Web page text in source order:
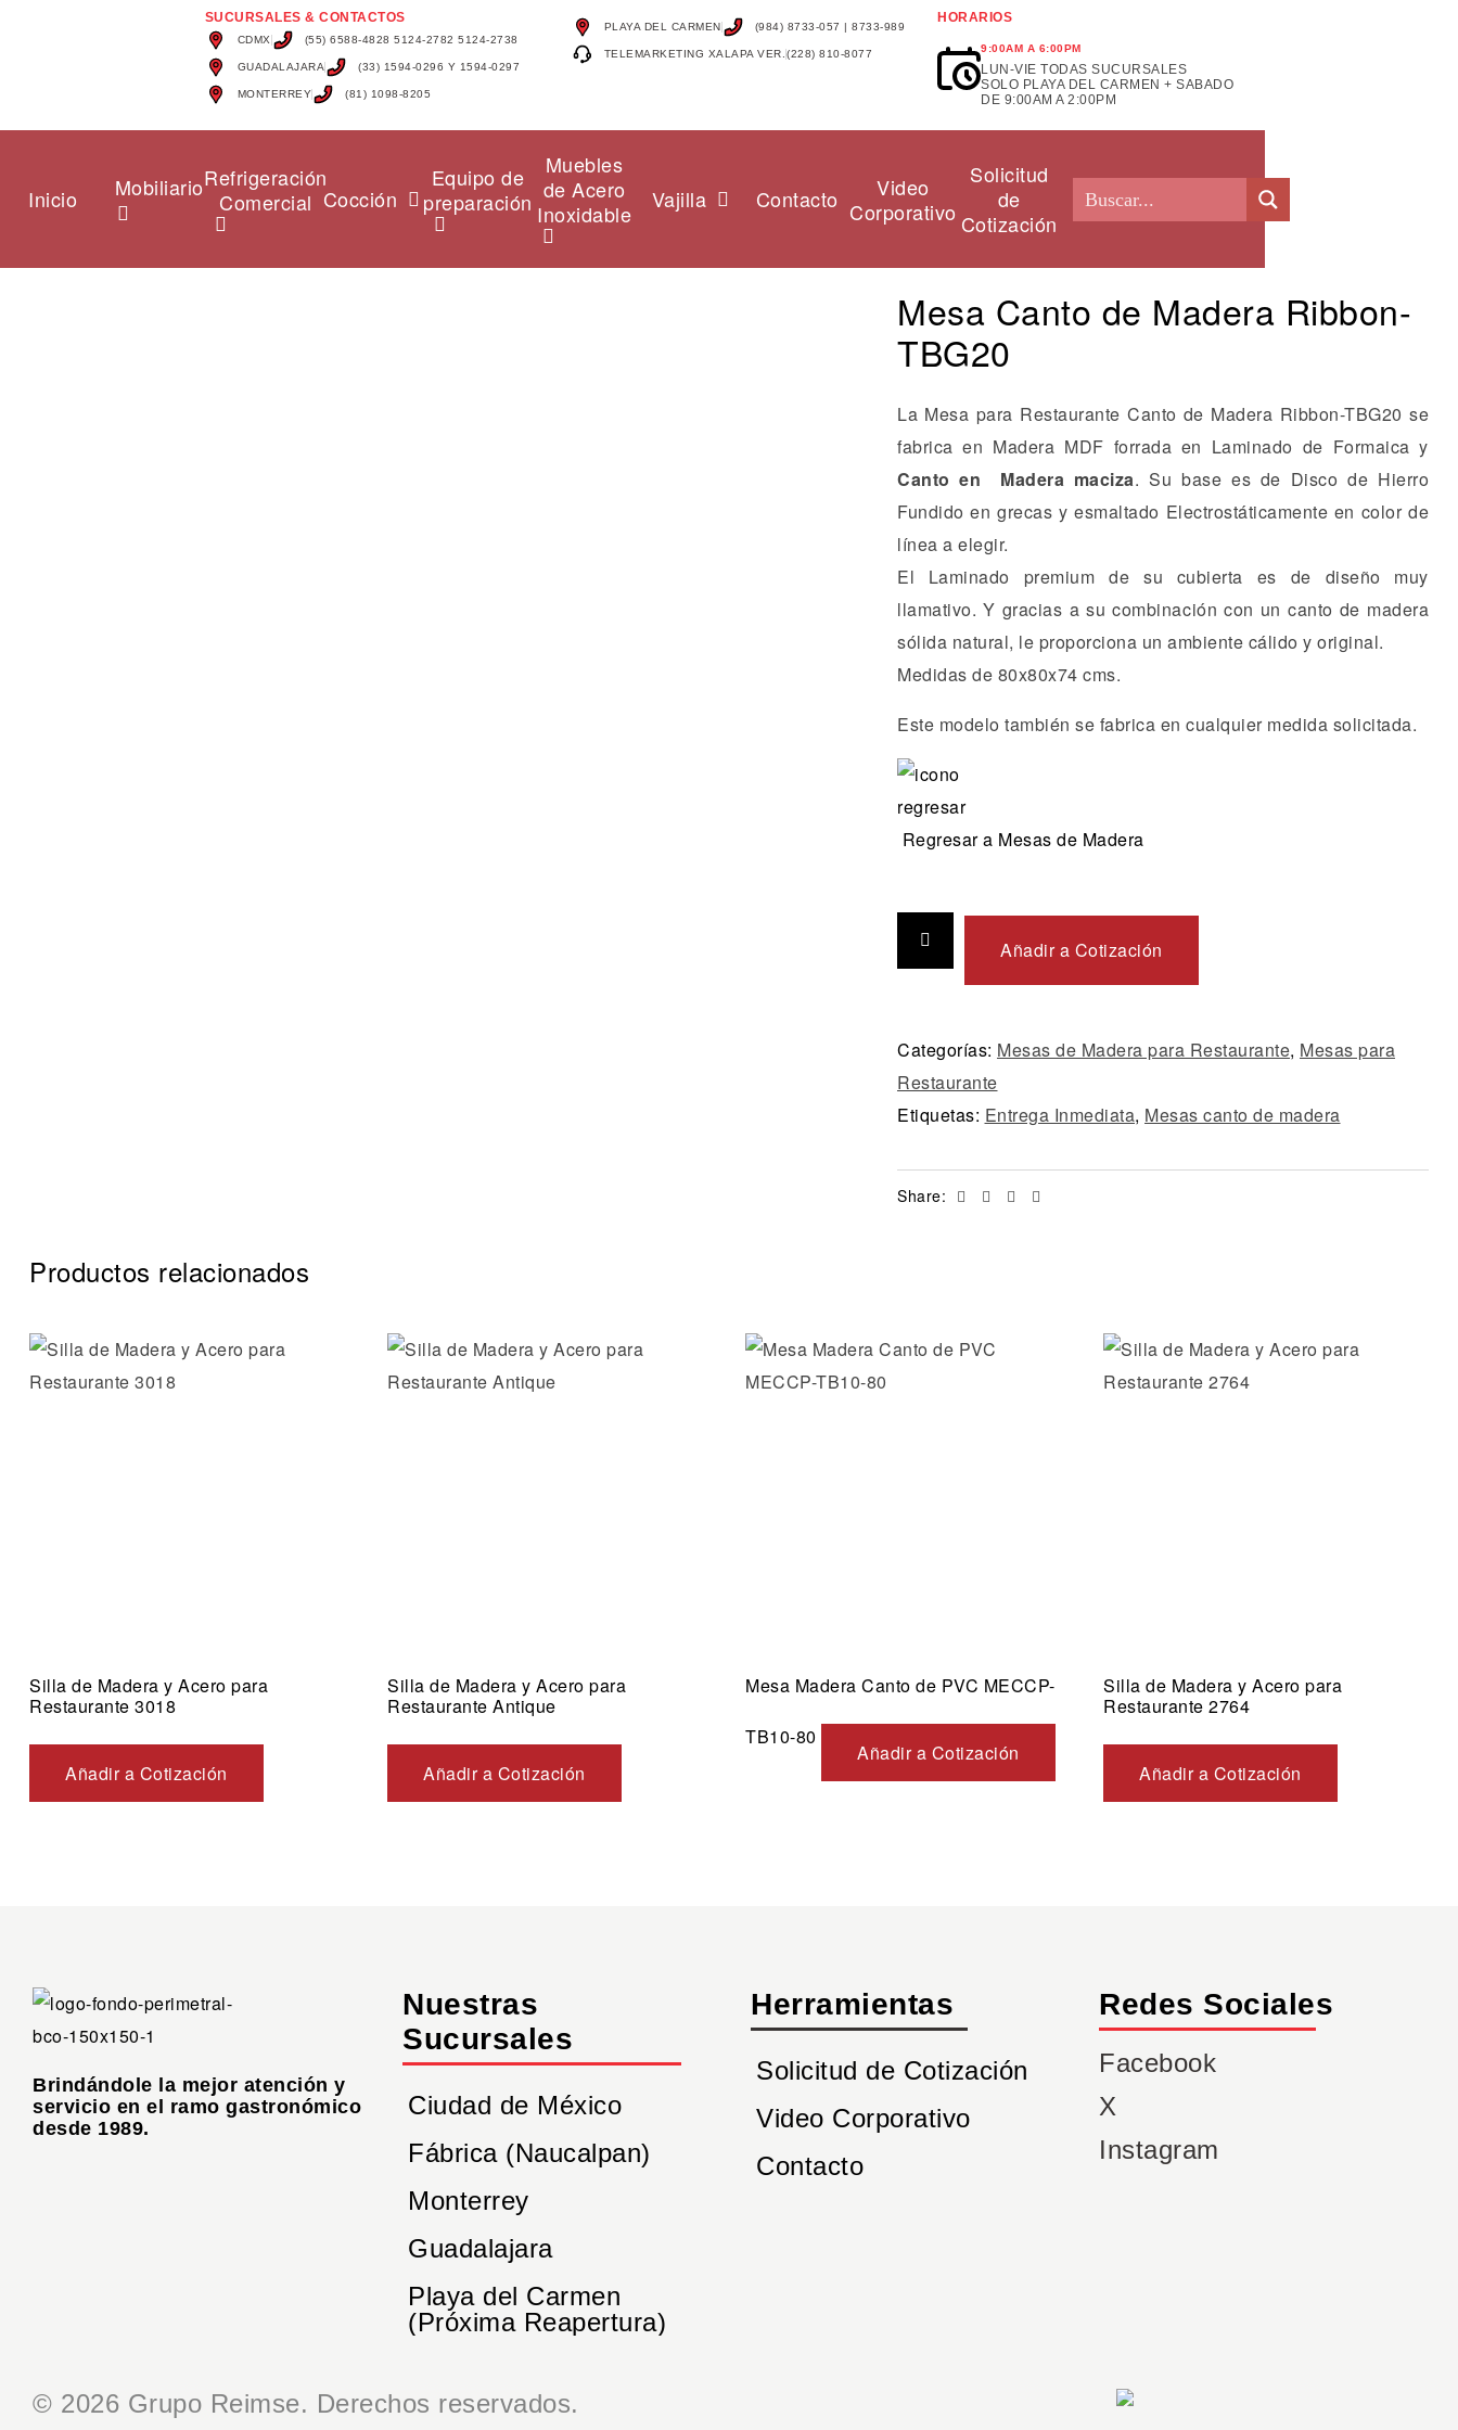
SUCURSALES & CONTACTOS
CDMX (55) 6588-4828 5124-2782 5124-2738
GUADALAJARA (33) 1594-0296 Y 1594-0297
MONTERREY (81) 1098-8205
PLAYA DEL CARMEN (984) 8733-057 | 8733-989
TELEMARKETING XALAPA VER. (228) 810-8077
HORARIOS
9:00AM A 6:00PM
LUN-VIE TODAS SUCURSALES
SOLO PLAYA DEL CARMEN + SABADO
DE 9:00AM A 2:00PM
Inicio MobiliarioRefrigeración
Comercial Cocción
Equipo de
preparación
Muebles
de Acero
Inoxidable
Vajilla Contacto
Video
Corporativo
Solicitud
de
Cotización
Mesa Canto de Madera Ribbon-
TBG20
La Mesa para Restaurante Canto de Madera Ribbon-TBG20 se
fabrica en Madera MDF forrada en Laminado de Formaica y
Canto en Madera maciza. Su base es de Disco de Hierro
Fundido en grecas y esmaltado Electrostáticamente en color de
línea a elegir.
El Laminado premium de su cubierta es de diseño muy
llamativo. Y gracias a su combinación con un canto de madera
sólida natural, le proporciona un ambiente cálido y original.
Medidas de 80x80x74 cms.
Este modelo también se fabrica en cualquier medida solicitada.
Regresar a Mesas de Madera
Añadir a Cotización
Categorías: Mesas de Madera para Restaurante, Mesas para
Restaurante
Etiquetas: Entrega Inmediata, Mesas canto de madera
Share: Facebook
TwitterLinkedin
Productos relacionados
Añadir a la lista de deseos
Silla de Madera y Acero para
Restaurante 3018
Añadir a Cotización
Silla de Madera y Acero para
Restaurante Antique
Añadir a Cotización
Añadir a la lista de deseos
Mesa Madera Canto de PVC MECCP-
TB10-80
Añadir a Cotización
Silla de Madera y Acero para
Restaurante 2764
Añadir a Cotización
Brindándole la mejor atención y
servicio en el ramo gastronómico
desde 1989.
Nuestras
Sucursales
Ciudad de México
Fábrica (Naucalpan)
Monterrey
Guadalajara
Playa del Carmen
(Próxima Reapertura)
Herramientas
Solicitud de Cotización
Video Corporativo
Contacto
Redes Sociales
Facebook
X
Instagram
© 2026 Grupo Reimse. Derechos reservados.